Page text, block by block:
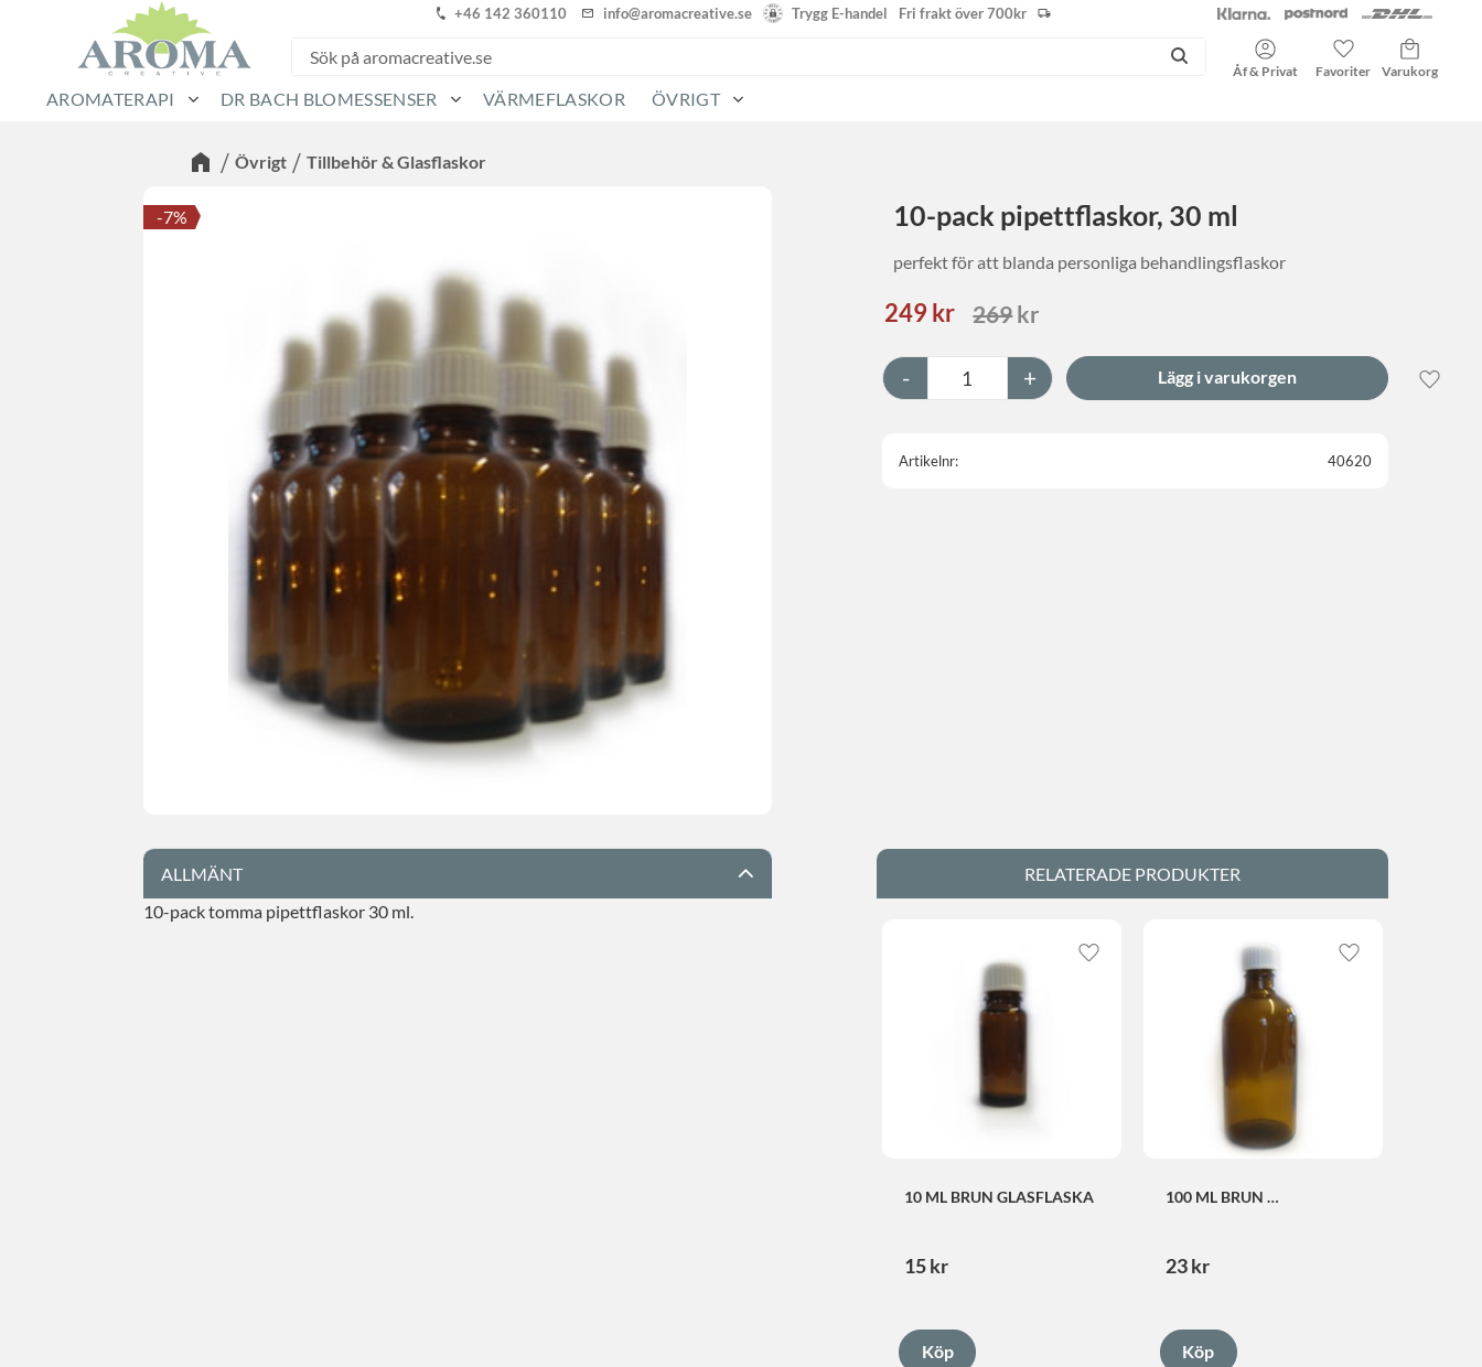
+46 142 360110 info@aromacreative.se Trygg E-handel Fri frakt över 700kr
Åf & Privat
Favoriter
Kundvagn
AROMATERAPI DR BACH BLOMESSENSER VÄRMEFLASKOR ÖVRIGT
Övrigt Tillbehör & Glasflaskor
10-pack pipettflaskor, 30 ml
perfekt för att blanda personliga behandlingsflaskor
7%
Nedsatt pris:
249 kr Ordinarie pris:
269kr
+
-
Lägg
Artikelnr 40620
ALLMÄNT
10-pack tomma pipettflaskor 30 ml.
RELATERADE PRODUKTER
10 ML BRUN GLASFLASKA
15kr
Lägg till i favoriter
100 ML BRUN
23kr
Lägg till i